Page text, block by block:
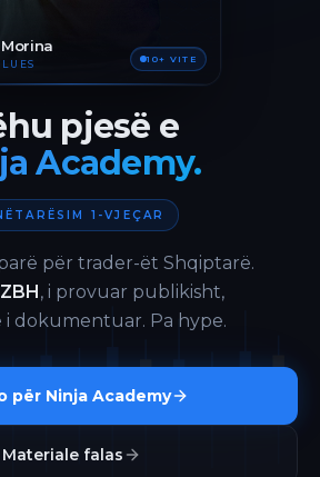
10+ VITE
pjesë e
Academy.
1-VJEÇAR
për trader-ët Shqiptarë.
, i provuar publikisht,
i dokumentuar. Pa hype.
për Ninja Academy
Materiale falas